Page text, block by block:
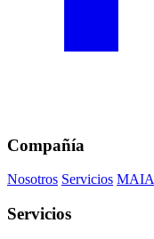
Compañía
Nosotros Servicios MAIA
Servicios